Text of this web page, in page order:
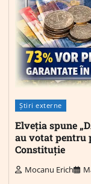
Știri externe
Elveția spune
au votat pentru
Constituție
Mocanu Erich